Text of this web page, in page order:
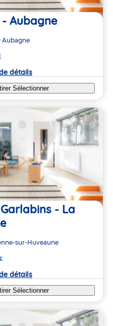
Aubagne
Aubagne
détails
Sélectionner
- La
sur-Huveaune
détails
Sélectionner